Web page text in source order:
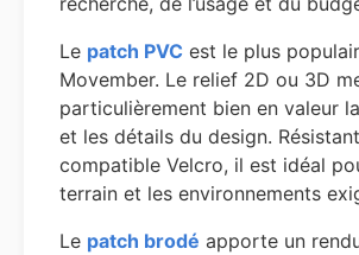
Le patch PVC est le plus
Movember. Le relief 2D ou 3D
particulièrement bien en valeur
et les détails du design.
compatible Velcro, il est idéal
terrain et les environnements
Le patch brodé apporte un